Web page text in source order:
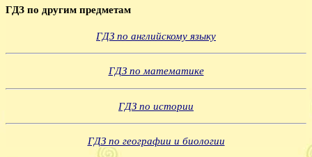
ГДЗ по другим предметам
ГДЗ по английскому языку
ГДЗ по математике
ГДЗ по истории
ГДЗ по географии и биологии